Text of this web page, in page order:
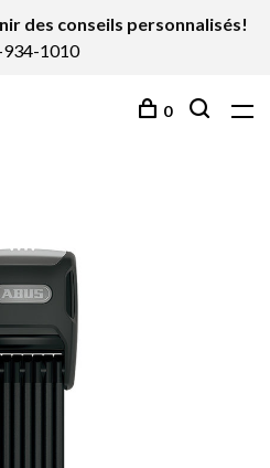
des conseils personnalisés!
1010
0